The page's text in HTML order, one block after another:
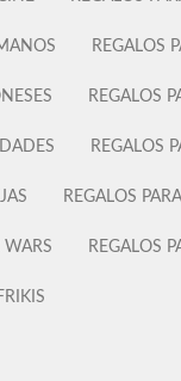
REGALOS
REGALOS
REGALOS
REGALOS
WARS REGALOS